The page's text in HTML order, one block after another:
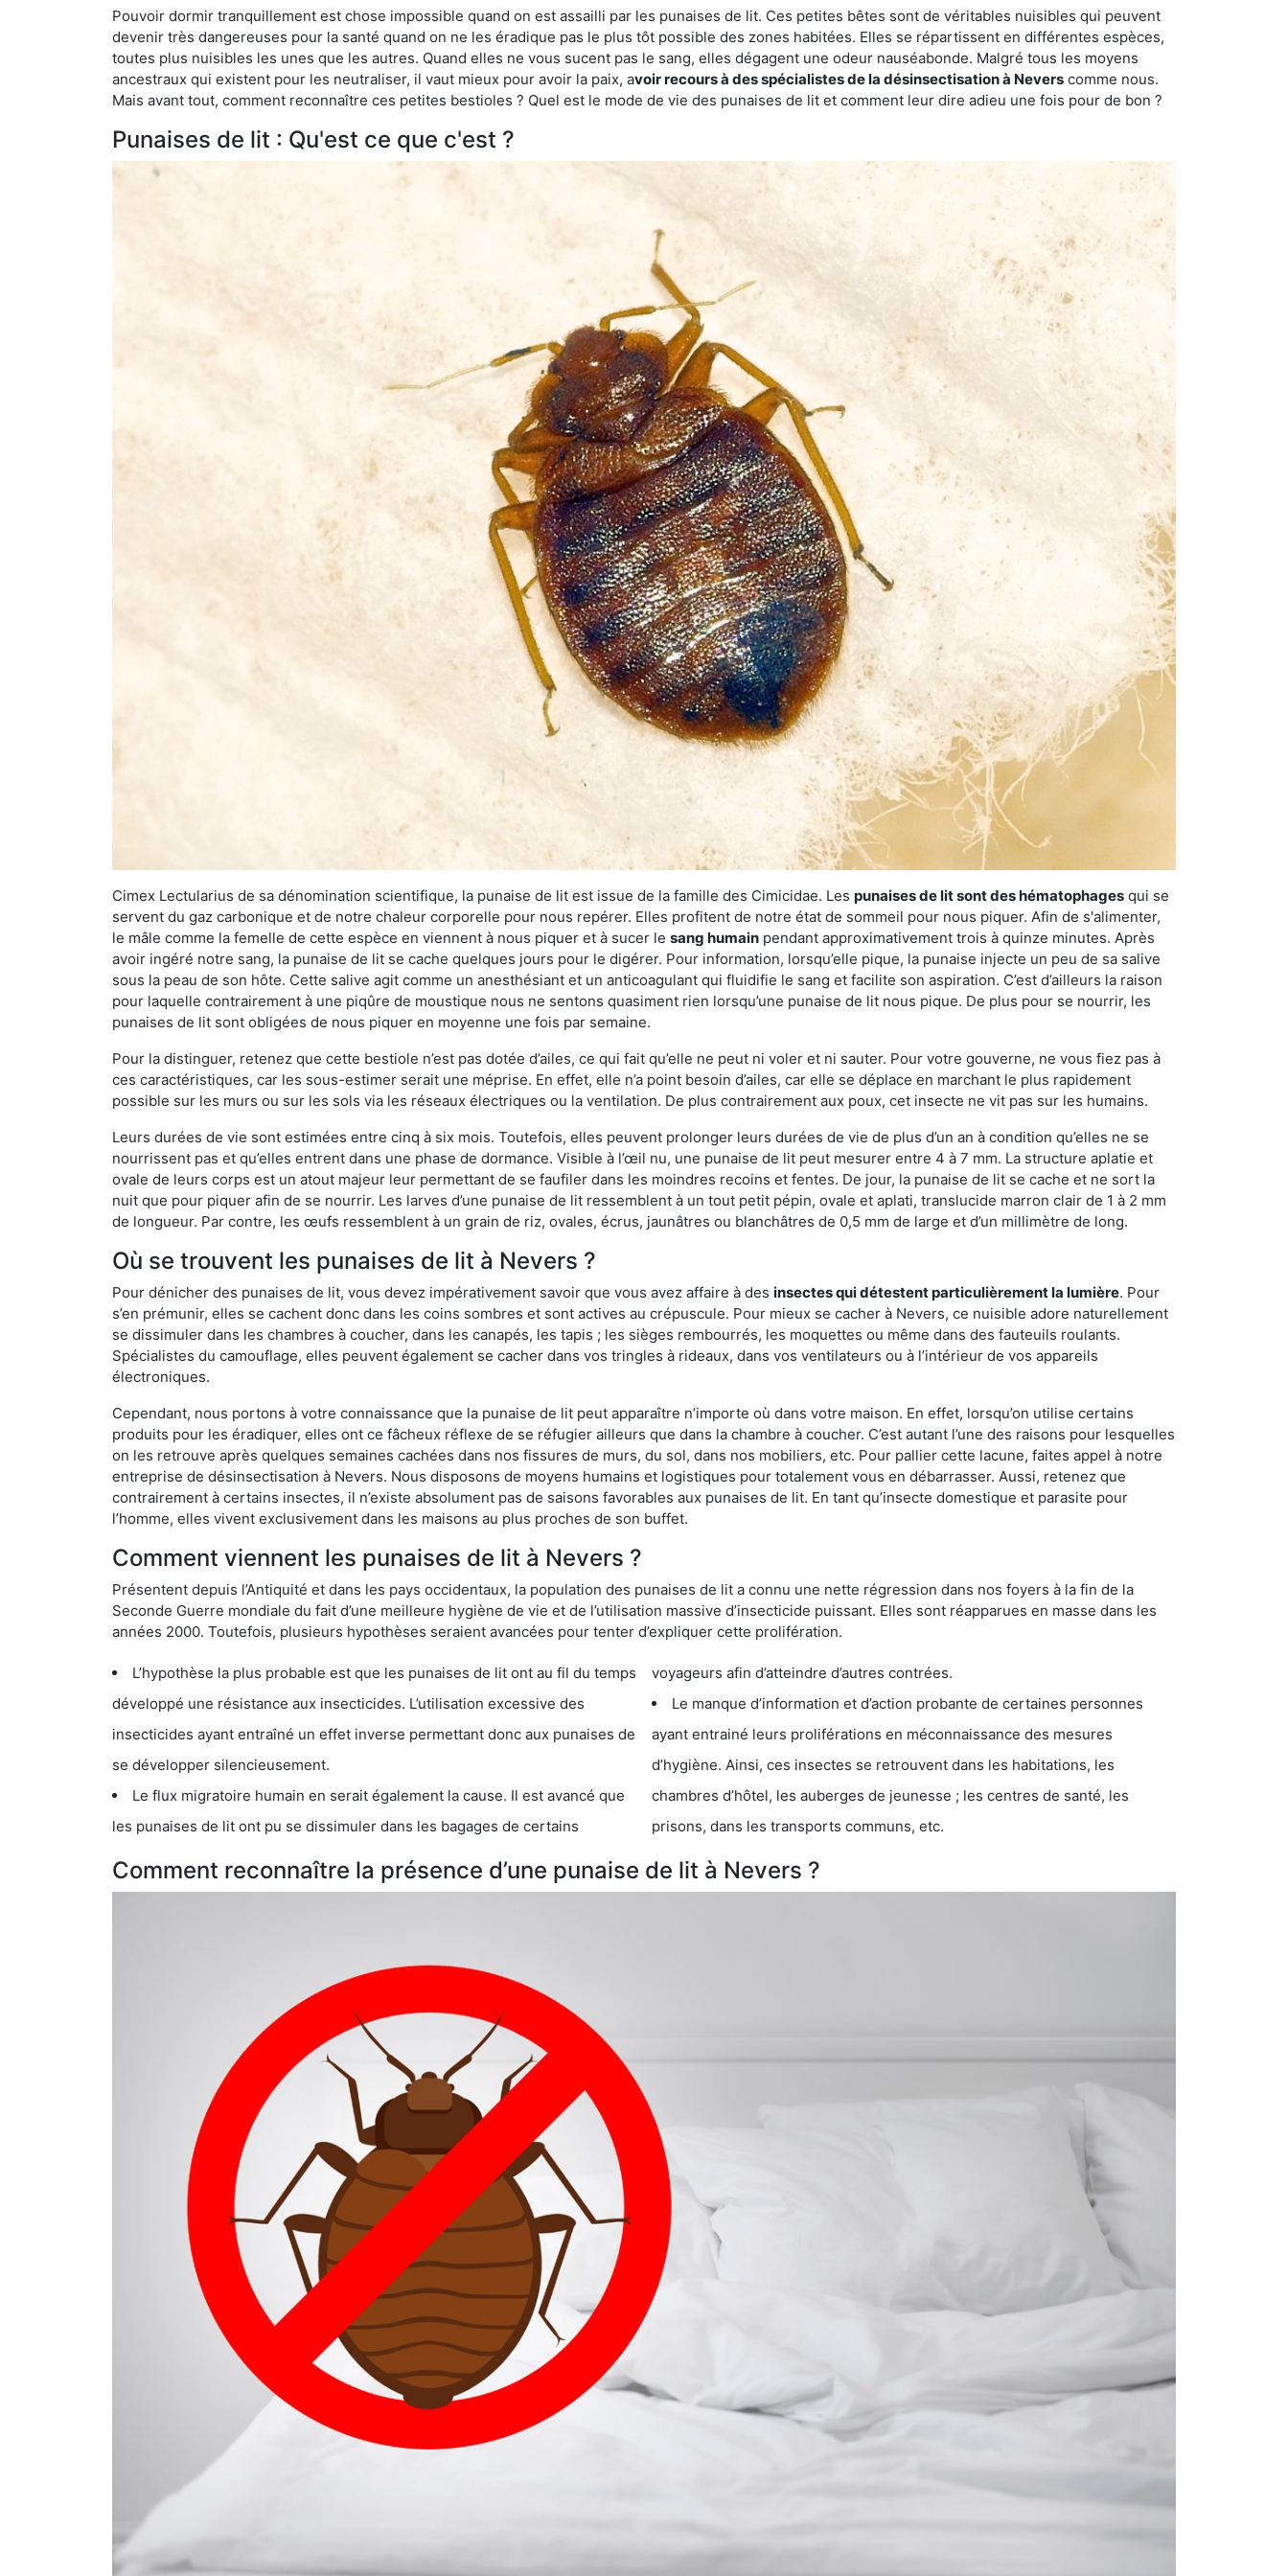
Pouvoir dormir tranquillement est chose impossible quand on est assailli par les punaises de lit. Ces petites bêtes sont de véritables nuisibles qui peuvent
devenir très dangereuses pour la santé quand on ne les éradique pas le plus tôt possible des zones habitées. Elles se répartissent en différentes espèces,
toutes plus nuisibles les unes que les autres. Quand elles ne vous sucent pas le sang, elles dégagent une odeur nauséabonde. Malgré tous les moyens
ancestraux qui existent pour les neutraliser, il vaut mieux pour avoir la paix, avoir recours à des spécialistes de la désinsectisation à Nevers comme nous.
Mais avant tout, comment reconnaître ces petites bestioles ? Quel est le mode de vie des punaises de lit et comment leur dire adieu une fois pour de bon ?
Punaises de lit : Qu'est ce que c'est ?
Cimex Lectularius de sa dénomination scientifique, la punaise de lit est issue de la famille des Cimicidae. Les punaises de lit sont des hématophages qui se
servent du gaz carbonique et de notre chaleur corporelle pour nous repérer. Elles profitent de notre état de sommeil pour nous piquer. Afin de s'alimenter,
le mâle comme la femelle de cette espèce en viennent à nous piquer et à sucer le sang humain pendant approximativement trois à quinze minutes. Après
avoir ingéré notre sang, la punaise de lit se cache quelques jours pour le digérer. Pour information, lorsqu’elle pique, la punaise injecte un peu de sa salive
sous la peau de son hôte. Cette salive agit comme un anesthésiant et un anticoagulant qui fluidifie le sang et facilite son aspiration. C’est d’ailleurs la raison
pour laquelle contrairement à une piqûre de moustique nous ne sentons quasiment rien lorsqu’une punaise de lit nous pique. De plus pour se nourrir, les
punaises de lit sont obligées de nous piquer en moyenne une fois par semaine.
Pour la distinguer, retenez que cette bestiole n’est pas dotée d’ailes, ce qui fait qu’elle ne peut ni voler et ni sauter. Pour votre gouverne, ne vous fiez pas à
ces caractéristiques, car les sous-estimer serait une méprise. En effet, elle n’a point besoin d’ailes, car elle se déplace en marchant le plus rapidement
possible sur les murs ou sur les sols via les réseaux électriques ou la ventilation. De plus contrairement aux poux, cet insecte ne vit pas sur les humains.
Leurs durées de vie sont estimées entre cinq à six mois. Toutefois, elles peuvent prolonger leurs durées de vie de plus d’un an à condition qu’elles ne se
nourrissent pas et qu’elles entrent dans une phase de dormance. Visible à l’œil nu, une punaise de lit peut mesurer entre 4 à 7 mm. La structure aplatie et
ovale de leurs corps est un atout majeur leur permettant de se faufiler dans les moindres recoins et fentes. De jour, la punaise de lit se cache et ne sort la
nuit que pour piquer afin de se nourrir. Les larves d’une punaise de lit ressemblent à un tout petit pépin, ovale et aplati, translucide marron clair de 1 à 2 mm
de longueur. Par contre, les œufs ressemblent à un grain de riz, ovales, écrus, jaunâtres ou blanchâtres de 0,5 mm de large et d’un millimètre de long.
Où se trouvent les punaises de lit à Nevers ?
Pour dénicher des punaises de lit, vous devez impérativement savoir que vous avez affaire à des insectes qui détestent particulièrement la lumière. Pour
s’en prémunir, elles se cachent donc dans les coins sombres et sont actives au crépuscule. Pour mieux se cacher à Nevers, ce nuisible adore naturellement
se dissimuler dans les chambres à coucher, dans les canapés, les tapis ; les sièges rembourrés, les moquettes ou même dans des fauteuils roulants.
Spécialistes du camouflage, elles peuvent également se cacher dans vos tringles à rideaux, dans vos ventilateurs ou à l’intérieur de vos appareils
électroniques.
Cependant, nous portons à votre connaissance que la punaise de lit peut apparaître n’importe où dans votre maison. En effet, lorsqu’on utilise certains
produits pour les éradiquer, elles ont ce fâcheux réflexe de se réfugier ailleurs que dans la chambre à coucher. C’est autant l’une des raisons pour lesquelles
on les retrouve après quelques semaines cachées dans nos fissures de murs, du sol, dans nos mobiliers, etc. Pour pallier cette lacune, faites appel à notre
entreprise de désinsectisation à Nevers. Nous disposons de moyens humains et logistiques pour totalement vous en débarrasser. Aussi, retenez que
contrairement à certains insectes, il n’existe absolument pas de saisons favorables aux punaises de lit. En tant qu’insecte domestique et parasite pour
l’homme, elles vivent exclusivement dans les maisons au plus proches de son buffet.
Comment viennent les punaises de lit à Nevers ?
Présentent depuis l’Antiquité et dans les pays occidentaux, la population des punaises de lit a connu une nette régression dans nos foyers à la fin de la
Seconde Guerre mondiale du fait d’une meilleure hygiène de vie et de l’utilisation massive d’insecticide puissant. Elles sont réapparues en masse dans les
années 2000. Toutefois, plusieurs hypothèses seraient avancées pour tenter d’expliquer cette prolifération.
L’hypothèse la plus probable est que les punaises de lit ont au fil du temps
développé une résistance aux insecticides. L’utilisation excessive des
insecticides ayant entraîné un effet inverse permettant donc aux punaises de
se développer silencieusement.
Le flux migratoire humain en serait également la cause. Il est avancé que
les punaises de lit ont pu se dissimuler dans les bagages de certains
voyageurs afin d’atteindre d’autres contrées.
Le manque d’information et d’action probante de certaines personnes
ayant entrainé leurs proliférations en méconnaissance des mesures
d’hygiène. Ainsi, ces insectes se retrouvent dans les habitations, les
chambres d’hôtel, les auberges de jeunesse ; les centres de santé, les
prisons, dans les transports communs, etc.
Comment reconnaître la présence d’une punaise de lit à Nevers ?